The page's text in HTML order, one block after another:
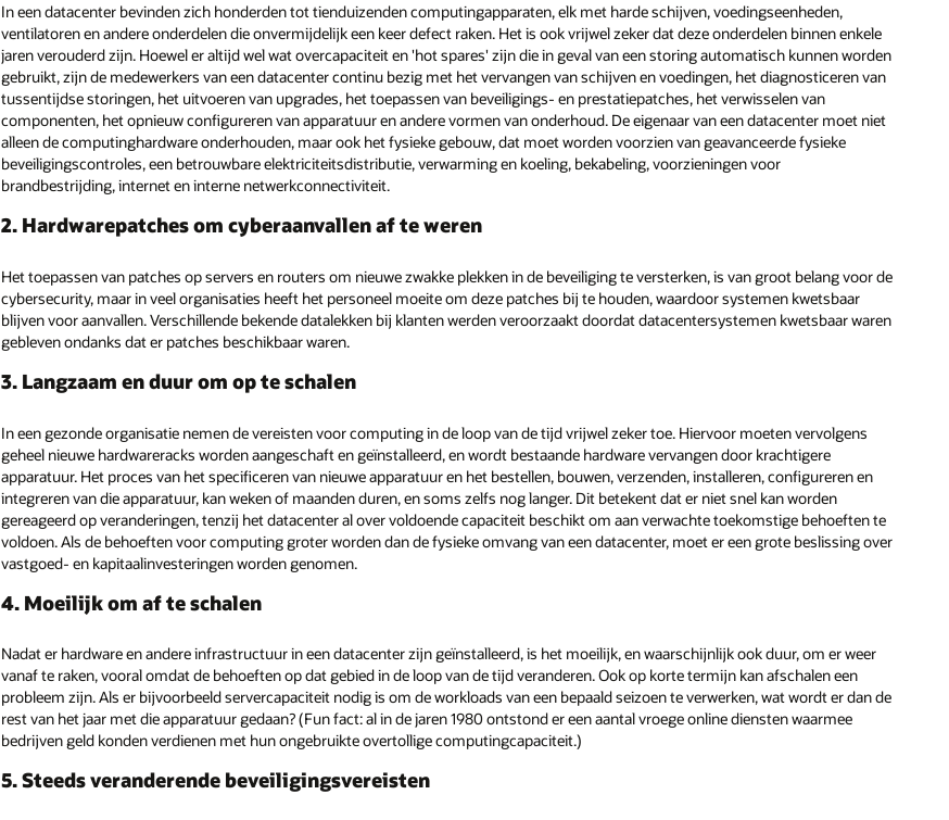
In een datacenter bevinden zich honderden tot tienduizenden computingapparaten, elk met harde schijven, voedingseenheden,
ventilatoren en andere onderdelen die onvermijdelijk een keer defect raken. Het is ook vrijwel zeker dat deze onderdelen binnen enkele
jaren verouderd zijn. Hoewel er altijd wel wat overcapaciteit en 'hot spares' zijn die in geval van een storing automatisch kunnen worden
gebruikt, zijn de medewerkers van een datacenter continu bezig met het vervangen van schijven en voedingen, het diagnosticeren van
tussentijdse storingen, het uitvoeren van upgrades, het toepassen van beveiligings- en prestatiepatches, het verwisselen van
componenten, het opnieuw configureren van apparatuur en andere vormen van onderhoud. De eigenaar van een datacenter moet niet
alleen de computinghardware onderhouden, maar ook het fysieke gebouw, dat moet worden voorzien van geavanceerde fysieke
beveiligingscontroles, een betrouwbare elektriciteitsdistributie, verwarming en koeling, bekabeling, voorzieningen voor
brandbestrijding, internet en interne netwerkconnectiviteit.
2. Hardwarepatches om cyberaanvallen af te weren
Het toepassen van patches op servers en routers om nieuwe zwakke plekken in de beveiliging te versterken, is van groot belang voor de
cybersecurity, maar in veel organisaties heeft het personeel moeite om deze patches bij te houden, waardoor systemen kwetsbaar
blijven voor aanvallen. Verschillende bekende datalekken bij klanten werden veroorzaakt doordat datacentersystemen kwetsbaar waren
gebleven ondanks dat er patches beschikbaar waren.
3. Langzaam en duur om op te schalen
In een gezonde organisatie nemen de vereisten voor computing in de loop van de tijd vrijwel zeker toe. Hiervoor moeten vervolgens
geheel nieuwe hardwareracks worden aangeschaft en geïnstalleerd, en wordt bestaande hardware vervangen door krachtigere
apparatuur. Het proces van het specificeren van nieuwe apparatuur en het bestellen, bouwen, verzenden, installeren, configureren en
integreren van die apparatuur, kan weken of maanden duren, en soms zelfs nog langer. Dit betekent dat er niet snel kan worden
gereageerd op veranderingen, tenzij het datacenter al over voldoende capaciteit beschikt om aan verwachte toekomstige behoeften te
voldoen. Als de behoeften voor computing groter worden dan de fysieke omvang van een datacenter, moet er een grote beslissing over
vastgoed- en kapitaalinvesteringen worden genomen.
4. Moeilijk om af te schalen
Nadat er hardware en andere infrastructuur in een datacenter zijn geïnstalleerd, is het moeilijk, en waarschijnlijk ook duur, om er weer
vanaf te raken, vooral omdat de behoeften op dat gebied in de loop van de tijd veranderen. Ook op korte termijn kan afschalen een
probleem zijn. Als er bijvoorbeeld servercapaciteit nodig is om de workloads van een bepaald seizoen te verwerken, wat wordt er dan de
rest van het jaar met die apparatuur gedaan? (Fun fact: al in de jaren 1980 ontstond er een aantal vroege online diensten waarmee
bedrijven geld konden verdienen met hun ongebruikte overtollige computingcapaciteit.)
5. Steeds veranderende beveiligingsvereisten